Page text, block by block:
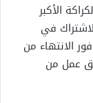
الأكبر
في
الانتهاء من
عمل من